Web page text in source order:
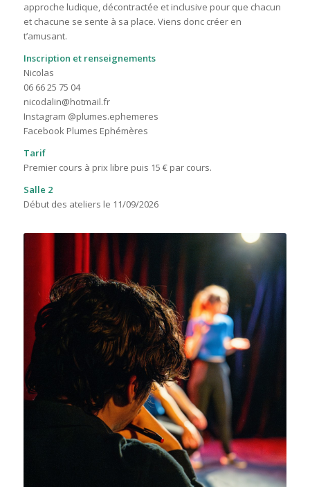
approche ludique, décontractée et inclusive pour que chacun
et chacune se sente à sa place. Viens donc créer en
t’amusant.
Inscription et renseignements
Nicolas
06 66 25 75 04
nicodalin@hotmail.fr
Instagram @plumes.ephemeres
Facebook Plumes Ephémères
Tarif
Premier cours à prix libre puis 15 € par cours.
Salle 2
Début des ateliers le 11/09/2026